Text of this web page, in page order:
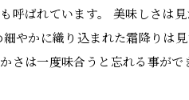
呼ばれています。 美味しさは
やかに織り込まれた霜降りは
さは一度味合うと忘れる事がで